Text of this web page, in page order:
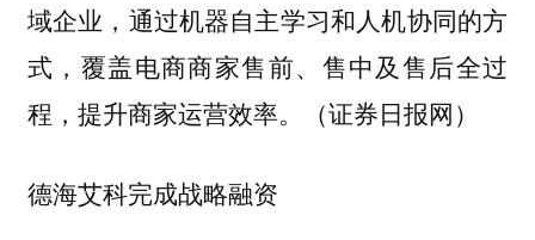
域企业，通过机器自主学习和人机协同的方
式，覆盖电商商家售前、售中及售后全过
程，提升商家运营效率。（证券日报网）
德海艾科完成战略融资